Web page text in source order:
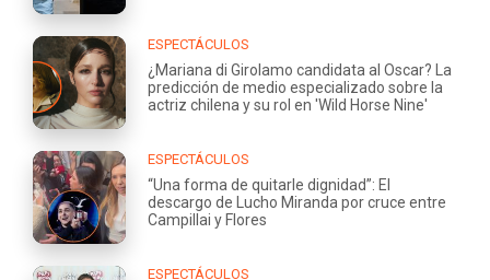
ESPECTÁCULOS
¿Mariana di Girolamo candidata al Oscar? La
predicción de medio especializado sobre la
actriz chilena y su rol en 'Wild Horse Nine'
ESPECTÁCULOS
“Una forma de quitarle dignidad”: El
descargo de Lucho Miranda por cruce entre
Campillai y Flores
ESPECTÁCULOS